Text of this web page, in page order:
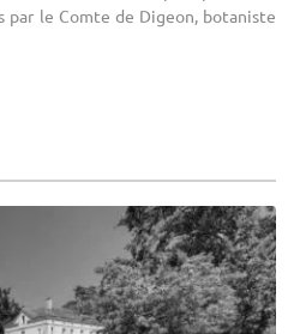
par le Comte de Digeon, botaniste